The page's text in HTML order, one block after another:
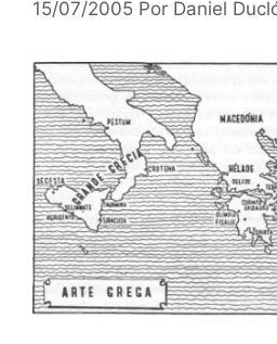
15/07/2005 Por Daniel